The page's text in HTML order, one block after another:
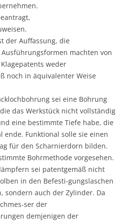
der Auffassung, die
machten von
weder
noch in äquivalenter Weise
sei eine Bohrung
das Werkstück nicht vollständig
eine bestimmte Tiefe habe, die
ende. Funktional solle sie einen
für den Scharnierdorn bilden.
Bohrmethode vorgesehen.
sei patentgemäß nicht
in den Befesti-gungslaschen
sondern auch der Zylinder. Da
ser der
demjenigen der